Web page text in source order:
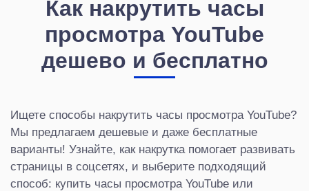
Как накрутить часы
просмотра YouTube
дешево и бесплатно
Ищете способы накрутить часы просмотра YouTube?
Мы предлагаем дешевые и даже бесплатные
варианты! Узнайте, как накрутка помогает развивать
страницы в соцсетях, и выберите подходящий
способ: купить часы просмотра YouTube или